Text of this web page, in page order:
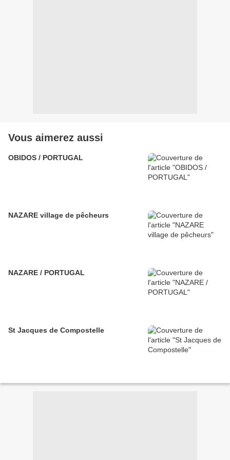
Vous aimerez aussi
OBIDOS / PORTUGAL
NAZARE village de pêcheurs
NAZARE / PORTUGAL
St Jacques de Compostelle